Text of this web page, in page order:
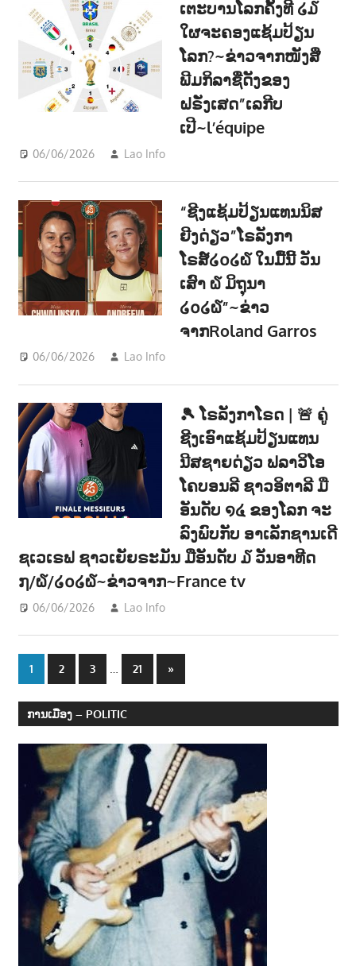
ເຕະບານໂລກຄັ້ງທີ ໒໓
ໃຜຈະຄອງແຊ້ມປ້ຽນ
ໂລກ?~ຂ່າວຈາກໜັງສື
ພີມກິລາຊື່ດັງຂອງ
ຝຣັ່ງເສດ”ເລກີບ
ເປີ~l’équipe
06/06/2026 Lao Info
“ຊີງແຊ້ມປ້ຽນແທນນິສ
ຍີງດ່ຽວ”ໂຣລັງກາ
ໂຣສ໌໒໐໒໖ ໃນມື້ນີ້ ວັນ
ເສົາ ໖ ມິຖຸນາ
໒໐໒໖”~ຂ່າວ
ຈາກRoland Garros
06/06/2026 Lao Info
🎾 ໂຣລັງກາໂຣດ | 🚨 ຄູ່
ຊີງເອົາແຊ້ມປ້ຽນແທນ
ນີສຊາຍດ່ຽວ ຟລາວິໂອ
ໂຄບອນລີ ຊາວອິຕາລີ ມື
ອັນດັບ ໑໔ ຂອງໂລກ ຈະ
ລົງພົບກັບ ອາເລັກຊານເດີ
ຊເວເຣຟ ຊາວເຍັຍຣະມັນ ມືອັນດັບ ໓ ວັນອາທີດ
໗/໖/໒໐໒໖~ຂ່າວຈາກ~France tv
06/06/2026 Lao Info
Posts
navigation
1 2 3 … 21
Next
Posts
»
ການເມືອງ – POLITIC